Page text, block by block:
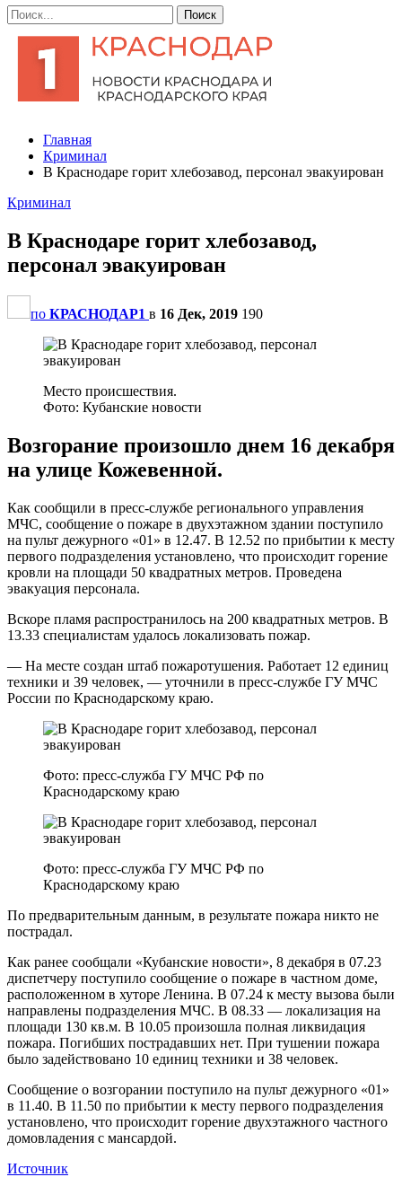
Главная
Криминал
В Краснодаре горит хлебозавод, персонал эвакуирован
Криминал
В Краснодаре горит хлебозавод,
персонал эвакуирован
по КРАСНОДАР1 в 16 Дек, 2019 190
Место происшествия.
Фото: Кубанские новости
Возгорание произошло днем 16 декабря
на улице Кожевенной.
Как сообщили в пресс-службе регионального управления
МЧС, сообщение о пожаре в двухэтажном здании поступило
на пульт дежурного «01» в 12.47. В 12.52 по прибытии к месту
первого подразделения установлено, что происходит горение
кровли на площади 50 квадратных метров. Проведена
эвакуация персонала.
Вскоре пламя распространилось на 200 квадратных метров. В
13.33 специалистам удалось локализовать пожар.
— На месте создан штаб пожаротушения. Работает 12 единиц
техники и 39 человек, — уточнили в пресс-службе ГУ МЧС
России по Краснодарскому краю.
Фото: пресс-служба ГУ МЧС РФ по
Краснодарскому краю
Фото: пресс-служба ГУ МЧС РФ по
Краснодарскому краю
По предварительным данным, в результате пожара никто не
пострадал.
Как ранее сообщали «Кубанские новости», 8 декабря в 07.23
диспетчеру поступило сообщение о пожаре в частном доме,
расположенном в хуторе Ленина. В 07.24 к месту вызова были
направлены подразделения МЧС. В 08.33 — локализация на
площади 130 кв.м. В 10.05 произошла полная ликвидация
пожара. Погибших пострадавших нет. При тушении пожара
было задействовано 10 единиц техники и 38 человек.
Сообщение о возгорании поступило на пульт дежурного «01»
в 11.40. В 11.50 по прибытии к месту первого подразделения
установлено, что происходит горение двухэтажного частного
домовладения с мансардой.
Источник